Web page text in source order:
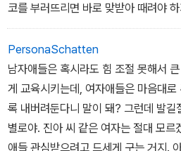
코를 부러뜨리면 바로 맞받아 때려야
들은 장난으로라도 여자애 절대 안 때
을 쳐서 울리는 일도 없지. 점잖은 녀석
테 맞고 올 때가 있어. 요즘 여자애들이
게 구니까, 여자애들이 자기가 남자를
는 모양이야. 쫓아와서 발차기 하고 주
니야. 남자애를 때리면서 무슨 희열을
가 봐주는 거라는 걸 모르고 말이야. 나
PersonaSchatten
남자애들은 혹시라도 힘 조절 못해서
게 교육시키는데, 여자애들은 마음대
록 내버려둔다니 말이 돼? 그런데 발길
별로야. 진아 씨 같은 여자는 절대 모
애들 관심받으려고 드세게 구는 거지.